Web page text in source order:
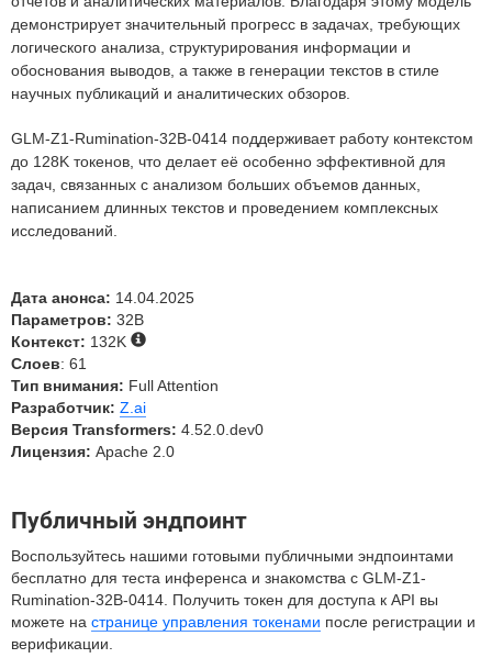
демонстрирует значительный прогресс в задачах, требующих
логического анализа, структурирования информации и
обоснования выводов, а также в генерации текстов в стиле
научных публикаций и аналитических обзоров.
GLM-Z1-Rumination-32B-0414 поддерживает работу контекстом
до 128K токенов, что делает её особенно эффективной для
задач, связанных с анализом больших объемов данных,
написанием длинных текстов и проведением комплексных
исследований.
Дата анонса: 14.04.2025
Параметров: 32B
Контекст: 132K
Слоев: 61
Тип внимания: Full Attention
Разработчик: Z.ai
Версия Transformers: 4.52.0.dev0
Лицензия: Apache 2.0
Публичный эндпоинт
Воспользуйтесь нашими готовыми публичными эндпоинтами
бесплатно для теста инференса и знакомства с GLM-Z1-
Rumination-32B-0414. Получить токен для доступа к API вы
можете на странице управления токенами после регистрации и
верификации.